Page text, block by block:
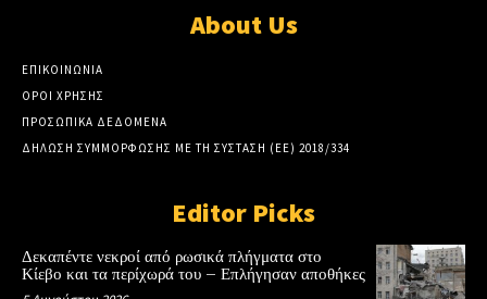
About Us
ΕΠΙΚΟΙΝΩΝΙΑ
ΟΡΟΙ ΧΡΗΣΗΣ
ΠΡΟΣΩΠΙΚΑ ΔΕΔΟΜΕΝΑ
ΔΗΛΩΣΗ ΣΥΜΜΟΡΦΩΣΗΣ ΜΕ ΤΗ ΣΥΣΤΑΣΗ (ΕΕ) 2018/334
Editor Picks
Δεκαπέντε νεκροί από ρωσικά πλήγματα στο
Κίεβο και τα περίχωρά του – Επλήγησαν αποθήκες